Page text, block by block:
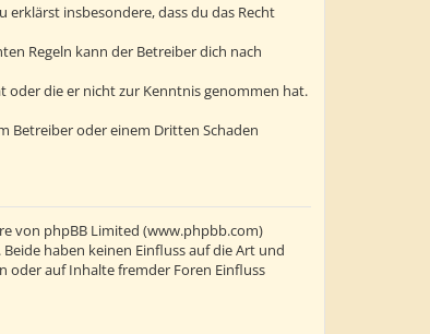
erklärst insbesondere, dass du das Recht
Regeln kann der Betreiber dich nach
die er nicht zur Kenntnis genommen hat.
Betreiber oder einem Dritten Schaden
von phpBB Limited (www.phpbb.com)
haben keinen Einfluss auf die Art und
oder auf Inhalte fremder Foren Einfluss